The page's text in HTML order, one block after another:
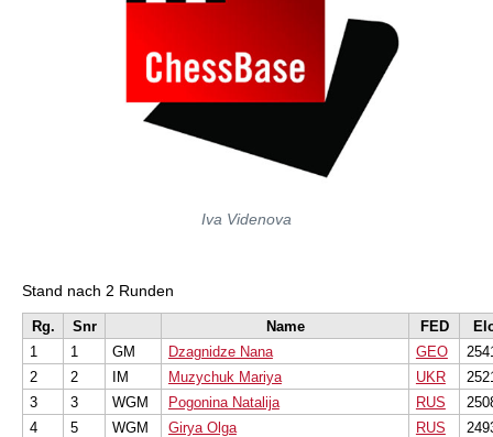
Iva Videnova
Stand nach 2 Runden
Rg. Snr Name FED
1
1 GM Dzagnidze Nana GEO
2
2 IM Muzychuk Mariya UKR
3
3 WGM Pogonina Natalija RUS
4
5 WGM Girya Olga RUS